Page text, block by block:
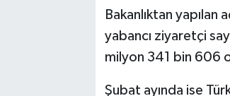
Bakanlıktan
yabancı ziyaretçi
milyon 341 bin 606
Şubat ayında ise